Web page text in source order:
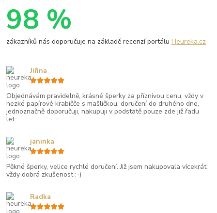
98 %
zákazníků nás doporučuje na základě recenzí portáluHeureka.cz
Objednávám pravidelně, krásné šperky za příznivou cenu, vždy v
hezké papírové krabičče s mašličkou, doručení do druhého dne,
jednoznačně doporučuji, nakupuji v podstatě pouze zde již řadu
let.
Jiřina
Pěkné šperky, velice rychlé doručení. Již jsem nakupovala vícekrát,
vždy dobrá zkušenost :-)
janinka
Radka